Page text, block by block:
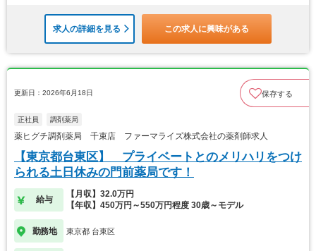
求人の詳細を見る この求人に興味がある
更新日：2026年6月18日 保存する
正社員 調剤薬局
薬ヒグチ調剤薬局 千束店 ファーマライズ株式会社の薬剤師求人
【東京都台東区】 プライベートとのメリハリをつけ
られる土日休みの門前薬局です！
給与
【月収】32.0万円
【年収】450万円～550万円程度 30歳～モデル
勤務地 東京都 台東区